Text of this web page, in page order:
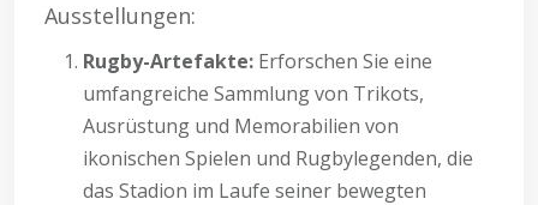
Ausstellungen:
Rugby-Artefakte: Erforschen Sie eine
umfangreiche Sammlung von Trikots,
Ausrüstung und Memorabilien von
ikonischen Spielen und Rugbylegenden, die
das Stadion im Laufe seiner bewegten